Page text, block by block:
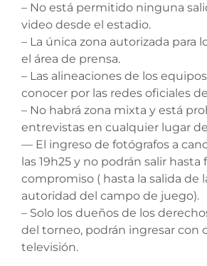
– No está permitido ninguna
video desde el estadio.
– La única zona autorizada para
el área de prensa.
– Las alineaciones de los
conocer por las redes oficiales
– No habrá zona mixta y está
entrevistas en cualquier lugar
— El ingreso de fotógrafos a
las 19h25 y no podrán salir hasta
compromiso ( hasta la salida de
autoridad del campo de juego).
– Solo los dueños de los
del torneo, podrán ingresar con
televisión.